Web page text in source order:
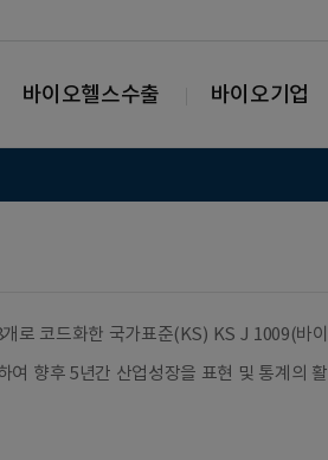
바이오헬스수출 바이오기업
로 코드화한 국가표준(KS) KS J 1009(
향후 5년간 산업성장을 표현 및 통계의